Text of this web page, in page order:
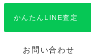
かんたんLINE査定
お問い合わせ